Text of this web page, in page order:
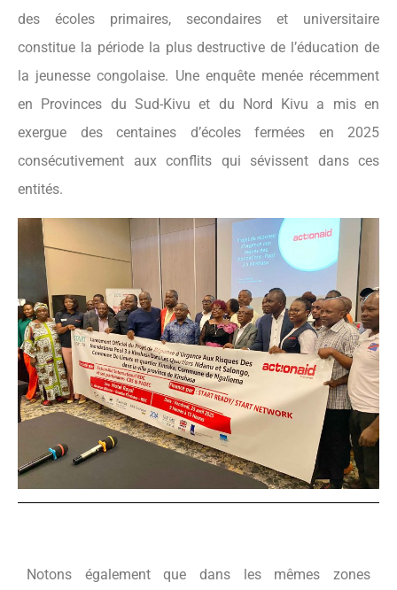
des écoles primaires, secondaires et universitaire
constitue la période la plus destructive de l’éducation de
la jeunesse congolaise. Une enquête menée récemment
en Provinces du Sud-Kivu et du Nord Kivu a mis en
exergue des centaines d’écoles fermées en 2025
consécutivement aux conflits qui sévissent dans ces
entités.
Notons également que dans les mêmes zones